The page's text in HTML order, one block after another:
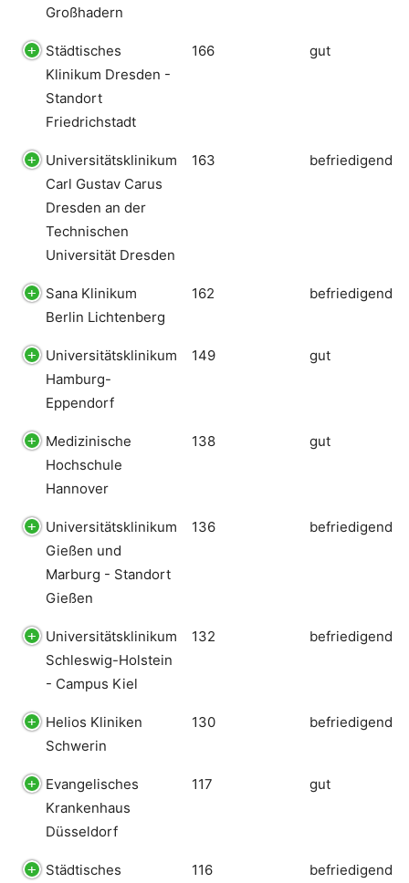
Großhadern
Städtisches
Klinikum Dresden -
Standort
Friedrichstadt
166 gut
Universitätsklinikum
Carl Gustav Carus
Dresden an der
Technischen
Universität Dresden
163 befriedigend
Sana Klinikum
Berlin Lichtenberg
162 befriedigend
Universitätsklinikum
Hamburg-
Eppendorf
149 gut
Medizinische
Hochschule
Hannover
138 gut
Universitätsklinikum
Gießen und
Marburg - Standort
Gießen
136 befriedigend
Universitätsklinikum
Schleswig-Holstein
- Campus Kiel
132 befriedigend
Helios Kliniken
Schwerin
130 befriedigend
Evangelisches
Krankenhaus
Düsseldorf
117 gut
Städtisches
116 befriedigend